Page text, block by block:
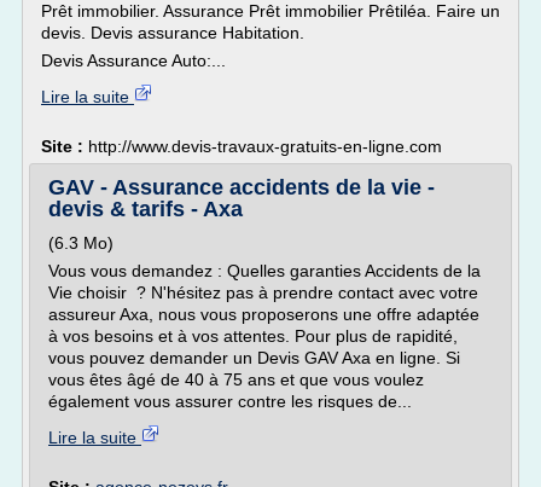
Prêt immobilier. Assurance Prêt immobilier Prêtiléa. Faire un
devis. Devis assurance Habitation.
Devis Assurance Auto:...
Lire la suite
Site : http://www.devis-travaux-gratuits-en-ligne.com
GAV - Assurance accidents de la vie -
devis & tarifs - Axa
(6.3 Mo)
Vous vous demandez : Quelles garanties Accidents de la
Vie choisir ? N'hésitez pas à prendre contact avec votre
assureur Axa, nous vous proposerons une offre adaptée
à vos besoins et à vos attentes. Pour plus de rapidité,
vous pouvez demander un Devis GAV Axa en ligne. Si
vous êtes âgé de 40 à 75 ans et que vous voulez
également vous assurer contre les risques de...
Lire la suite